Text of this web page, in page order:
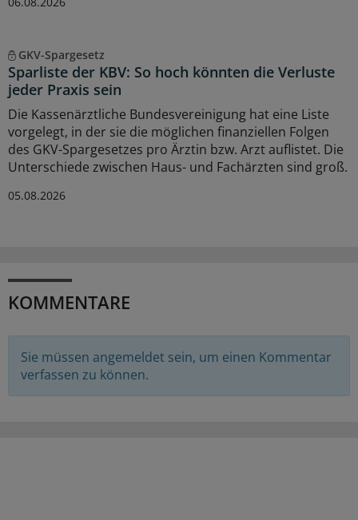
GKV-Spargesetz
Sparliste der KBV: So hoch könnten die Verluste
jeder Praxis sein
Die Kassenärztliche Bundesvereinigung hat eine Liste
vorgelegt, in der sie die möglichen finanziellen Folgen
des GKV-Spargesetzes pro Ärztin bzw. Arzt auflistet. Die
Unterschiede zwischen Haus- und Fachärzten sind groß.
05.08.2026
KOMMENTARE
Sie müssen angemeldet sein, um einen Kommentar
verfassen zu können.